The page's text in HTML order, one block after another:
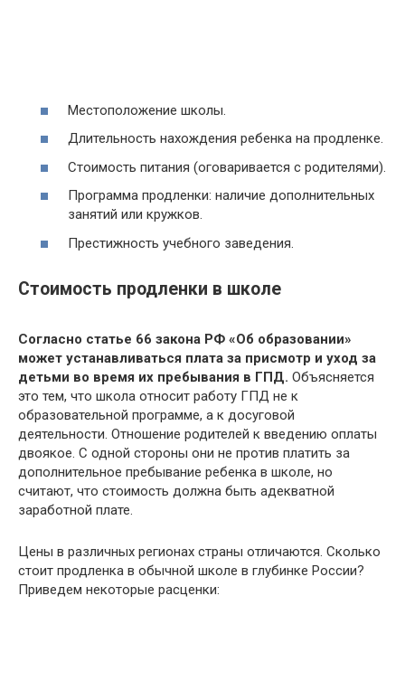
Местоположение школы.
Длительность нахождения ребенка на продленке.
Стоимость питания (оговаривается с родителями).
Программа продленки: наличие дополнительных
занятий или кружков.
Престижность учебного заведения.
Стоимость продленки в школе
Согласно статье 66 закона РФ «Об образовании»
может устанавливаться плата за присмотр и уход за
детьми во время их пребывания в ГПД. Объясняется
это тем, что школа относит работу ГПД не к
образовательной программе, а к досуговой
деятельности. Отношение родителей к введению оплаты
двоякое. С одной стороны они не против платить за
дополнительное пребывание ребенка в школе, но
считают, что стоимость должна быть адекватной
заработной плате.
Цены в различных регионах страны отличаются. Сколько
стоит продленка в обычной школе в глубинке России?
Приведем некоторые расценки: